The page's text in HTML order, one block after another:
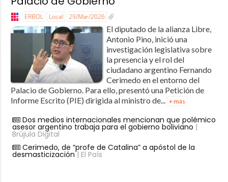
ERBOL Local 29/Mar/2026
El diputado de la alianza Libre,
Antonio Pino, inició una
investigación legislativa sobre
la presencia y el rol del
ciudadano argentino Fernando
Cerimedo en el entorno del
Palacio de Gobierno. Para ello, presentó una Petición de
Informe Escrito (PIE) dirigida al ministro de...
+ más
Dos medios internacionales mencionan que polémico
asesor argentino trabaja para el gobierno boliviano |
Brújula Digital
Cerimedo, de “profe de Catalina” a apóstol de la
desmasticización| El País